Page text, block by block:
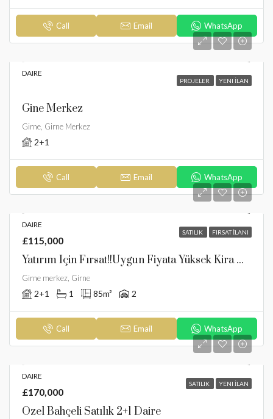
Call Email WhatsApp
PROJELER YENI İLAN
DAIRE
Gine Merkez
Girne, Girne Merkez
2+1
Call Email WhatsApp
SATILIK FIRSAT İLANI
DAIRE
£115,000
Yatırım Için Fırsat!!Uygun Fiyata Yüksek Kira Getirili Daire
Girne merkez, Girne
2+1 1 85m² 2
Call Email WhatsApp
SATILIK YENI İLAN
DAIRE
£170,000
Özel Bahçeli Satılık 2+1 Daire